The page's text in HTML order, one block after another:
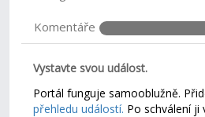
Komentáře
Vystavte svou událost.
Portál funguje samooblužně.
přehledu událostí. Po schválení ji